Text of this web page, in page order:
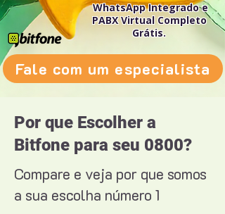
WhatsApp Integrado e
PABX Virtual Completo
Grátis.
Fale com um especialista
Por que Escolher a
Bitfone para seu 0800?
Compare e veja por que somos
a sua escolha número 1